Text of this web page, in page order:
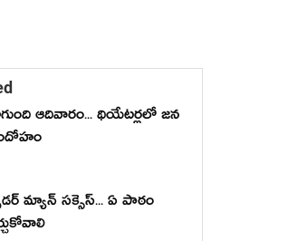
ఆదివారం... థియేటర్లలో జన
మ్యాన్ సక్సెస్... ఏ పాఠం